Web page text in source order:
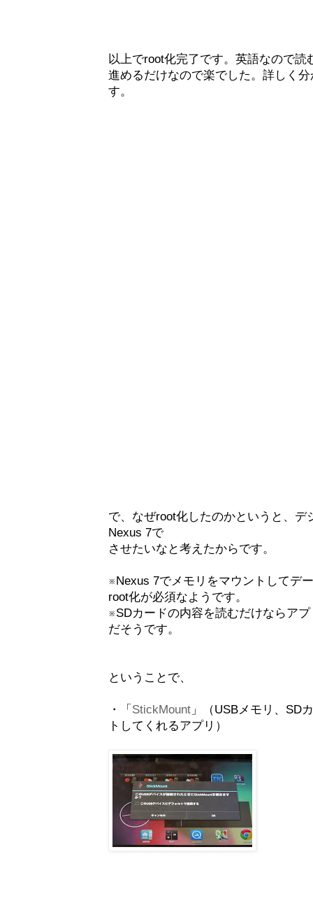
以上でroot化完了です。英語なので
進めるだけなので楽でした。詳しく
す。
で、なぜroot化したのかというと、
Nexus 7で
させたいなと考えたからです。
※Nexus 7でメモリをマウントしてデ
root化が必須なようです。
※SDカードの内容を読むだけならアプ
だそうです。
ということで、
・「 StickMount 」（USBメモリ、SD
トしてくれるアプリ）